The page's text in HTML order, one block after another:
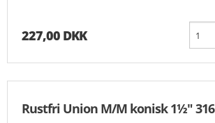
227,00 DKK
Rustfri Union M/M konisk 1½" 316